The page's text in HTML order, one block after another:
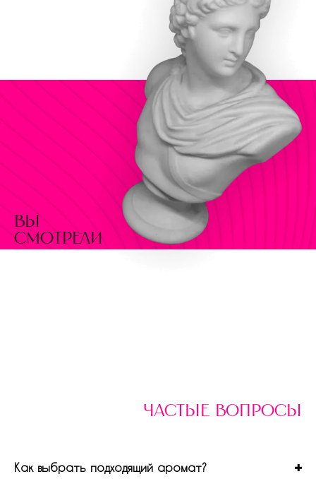
вы
смотрели
частые вопросы
Как выбрать подходящий аромат?